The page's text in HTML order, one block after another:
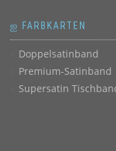
ஐ FARBKARTEN
Doppelsatinband
Premium-Satinband
Supersatin